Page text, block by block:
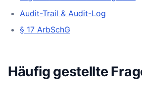
Audit-Trail & Audit-Log
§ 17 ArbSchG
Häufig gestellte